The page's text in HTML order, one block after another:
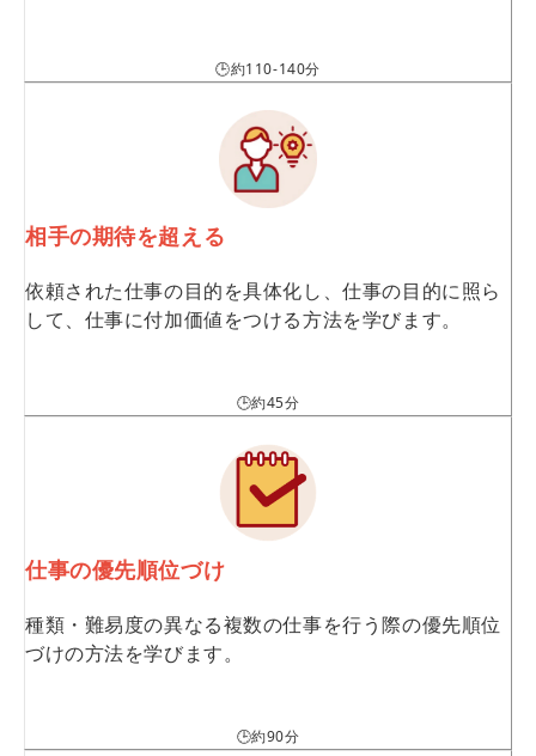
🕒約110-140分
相手の期待を超える
依頼された仕事の目的を具体化し、仕事の目的に照ら
して、仕事に付加価値をつける方法を学びます。
🕒約45分
仕事の優先順位づけ
種類・難易度の異なる複数の仕事を行う際の優先順位
づけの方法を学びます。
🕒約90分